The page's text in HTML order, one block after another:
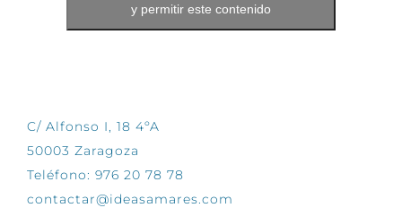
y permitir este contenido
C/ Alfonso I, 18 4ºA
50003 Zaragoza
Teléfono: 976 20 78 78
contactar@ideasamares.com